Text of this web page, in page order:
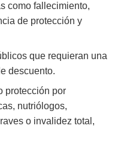
como fallecimiento,
de protección y
que requieran una
descuento.
protección por
nutriólogos,
o invalidez total,